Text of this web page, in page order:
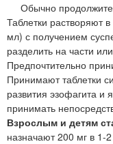
Обычно
Таблетки растворяют
мл) с получением
разделить на части
Предпочтительно
Принимают таблетки
развития эзофагита
принимать
Взрослым и детям
назначают 200 мг в 1-